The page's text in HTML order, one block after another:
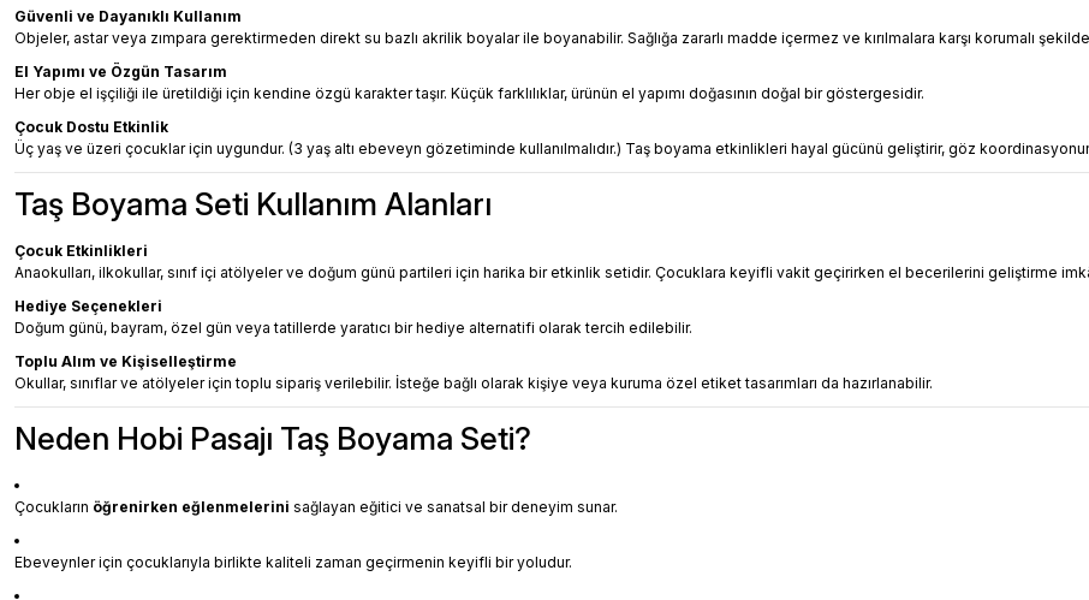
Güvenli ve Dayanıklı Kullanım
Objeler, astar veya zımpara gerektirmeden direkt su bazlı akrilik boyalar ile boyanabilir. Sağlığa zararlı madde içermez ve kırılmalara karşı korumalı
El Yapımı ve Özgün Tasarım
Her obje el işçiliği ile üretildiği için kendine özgü karakter taşır. Küçük farklılıklar, ürünün el yapımı doğasının doğal bir göstergesidir.
Çocuk Dostu Etkinlik
Üç yaş ve üzeri çocuklar için uygundur. (3 yaş altı ebeveyn gözetiminde kullanılmalıdır.) Taş boyama etkinlikleri hayal gücünü geliştirir, göz
Taş Boyama Seti Kullanım Alanları
Çocuk Etkinlikleri
Anaokulları, ilkokullar, sınıf içi atölyeler ve doğum günü partileri için harika bir etkinlik setidir. Çocuklara keyifli vakit geçirirken el becerilerini geliştirme
Hediye Seçenekleri
Doğum günü, bayram, özel gün veya tatillerde yaratıcı bir hediye alternatifi olarak tercih edilebilir.
Toplu Alım ve Kişiselleştirme
Okullar, sınıflar ve atölyeler için toplu sipariş verilebilir. İsteğe bağlı olarak kişiye veya kuruma özel etiket tasarımları da hazırlanabilir.
Neden Hobi Pasajı Taş Boyama Seti?
Çocukların öğrenirken eğlenmelerini sağlayan eğitici ve sanatsal bir deneyim sunar.
Ebeveynler için çocuklarıyla birlikte kaliteli zaman geçirmenin keyifli bir yoludur.